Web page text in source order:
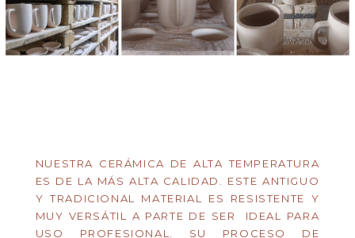
NUESTRA CERÁMICA DE ALTA TEMPERATURA
ES DE LA MÁS ALTA CALIDAD. ESTE ANTIGUO
Y TRADICIONAL MATERIAL ES RESISTENTE Y
MUY VERSÁTIL A PARTE DE SER IDEAL PARA
USO PROFESIONAL. SU PROCESO DE